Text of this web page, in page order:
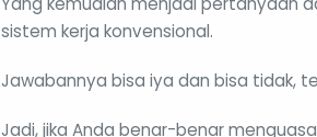
sistem kerja konvensional.
Jawabannya bisa iya dan bisa tidak,
Jadi, jika Anda benar-benar